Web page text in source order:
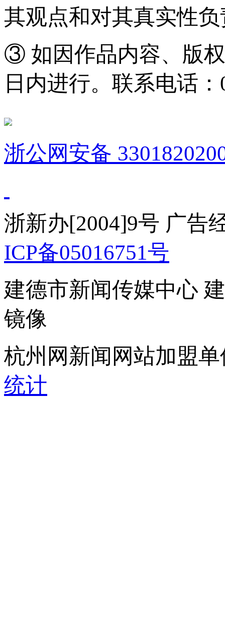
其观点和对其真实性
③ 如因作品内容、版
日内进行。联系电话：
浙公网安备
浙新办[2004]9号 广告
ICP备05016751号
建德市新闻传媒中心
镜像
杭州网新闻网站加盟
统计